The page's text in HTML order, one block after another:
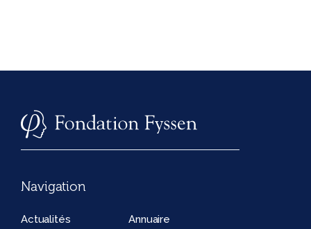
Navigation
Actualités
Annuaire